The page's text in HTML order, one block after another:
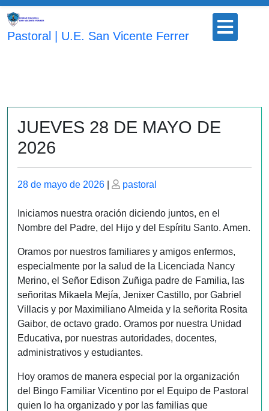
Saltar
contenido
Pastoral | U.E. San Vicente Ferrer
Botón
abrir
JUEVES 28 DE MAYO DE
2026
Publicado
28 de mayo de 2026
Publicado
pastoral
Iniciamos nuestra oración diciendo juntos, en el
Nombre del Padre, del Hijo y del Espíritu Santo. Amen.
Oramos por nuestros familiares y amigos enfermos,
especialmente por la salud de la Licenciada Nancy
Merino, el Señor Edison Zuñiga padre de Familia, las
señoritas Mikaela Mejía, Jenixer Castillo, por Gabriel
Villacis y por Maximiliano Almeida y la señorita Rosita
Gaibor, de octavo grado. Oramos por nuestra Unidad
Educativa, por nuestras autoridades, docentes,
administrativos y estudiantes.
Hoy oramos de manera especial por la organización
del Bingo Familiar Vicentino por el Equipo de Pastoral
quien lo ha organizado y por las familias que